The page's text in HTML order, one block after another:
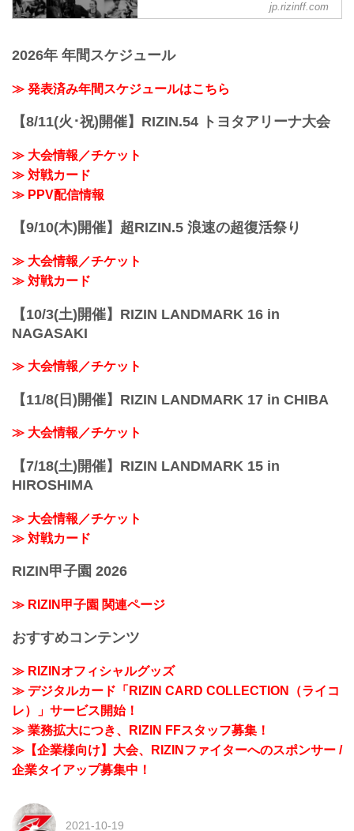
RIZIN MMAルール：5分 3R（71.0kg）
1R 1分42秒 TKO（レフェリーストップ：
≫ 試合結果詳細
BACKSTAGE GALLERY の記事一覧 - 格
イジン ファイティング フェデレーショ
いきます。
jp.rizinff.com
2026年 年間スケジュール
≫ 発表済み年間スケジュールはこちら
【8/11(火･祝)開催】RIZIN.54 トヨタアリーナ大会
≫ 大会情報／チケット
≫ 対戦カード
≫ PPV配信情報
【9/10(木)開催】超RIZIN.5 浪速の超復活祭り
≫ 大会情報／チケット
≫ 対戦カード
【10/3(土)開催】RIZIN LANDMARK 16 in
NAGASAKI
≫ 大会情報／チケット
【11/8(日)開催】RIZIN LANDMARK 17 in CHIBA
≫ 大会情報／チケット
【7/18(土)開催】RIZIN LANDMARK 15 in
HIROSHIMA
≫ 大会情報／チケット
≫ 対戦カード
RIZIN甲子園 2026
≫ RIZIN甲子園 関連ページ
おすすめコンテンツ
≫ RIZINオフィシャルグッズ
≫ デジタルカード「RIZIN CARD COLLECTION（ライコ
レ）」サービス開始！
≫ 業務拡大につき、RIZIN FFスタッフ募集！
≫【企業様向け】大会、RIZINファイターへのスポンサー /
企業タイアップ募集中！
2021-10-19